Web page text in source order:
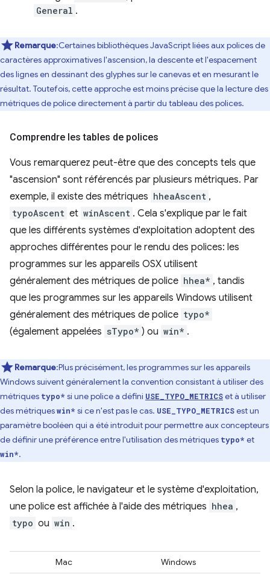
General .
Remarque:Certaines bibliothèques JavaScript liées aux polices de
caractères approximatives l'ascension, la descente et l'espacement
des lignes en dessinant des glyphes sur le canevas et en mesurant le
résultat. Toutefois, cette approche est moins précise que la lecture des
métriques de police directement à partir du tableau des polices.
Comprendre les tables de polices
Vous remarquerez peut-être que des concepts tels que
"ascension" sont référencés par plusieurs métriques. Par
exemple, il existe des métriques hheaAscent ,
typoAscent et winAscent . Cela s'explique par le fait
que les différents systèmes d'exploitation adoptent des
approches différentes pour le rendu des polices: les
programmes sur les appareils OSX utilisent
généralement des métriques de police hhea* , tandis
que les programmes sur les appareils Windows utilisent
généralement des métriques de police typo*
(également appelées sTypo* ) ou win* .
Remarque:Plus précisément, les programmes sur les appareils
Windows suivent généralement la convention consistant à utiliser des
métriques typo* si une police a défini USE_TYPO_METRICSet à utiliser
des métriqueswin* si ce n'est pas le cas. USE_TYPO_METRICSest un
paramètre booléen qui a été introduit pour permettre aux concepteurs
de définir une préférence entre l'utilisation des métriques typo* et
win*.
Selon la police, le navigateur et le système d'exploitation,
une police est affichée à l'aide des métriques hhea ,
typo ou win .
Mac
Windows